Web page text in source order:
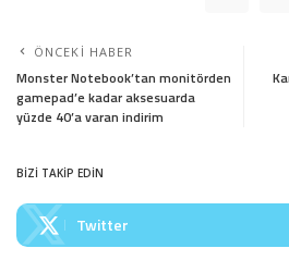
ÖNCEKI HABER
Monster Notebook’tan monitörden
gamepad’e kadar aksesuarda
yüzde 40’a varan indirim
BİZİ TAKİP EDİN
Twitter